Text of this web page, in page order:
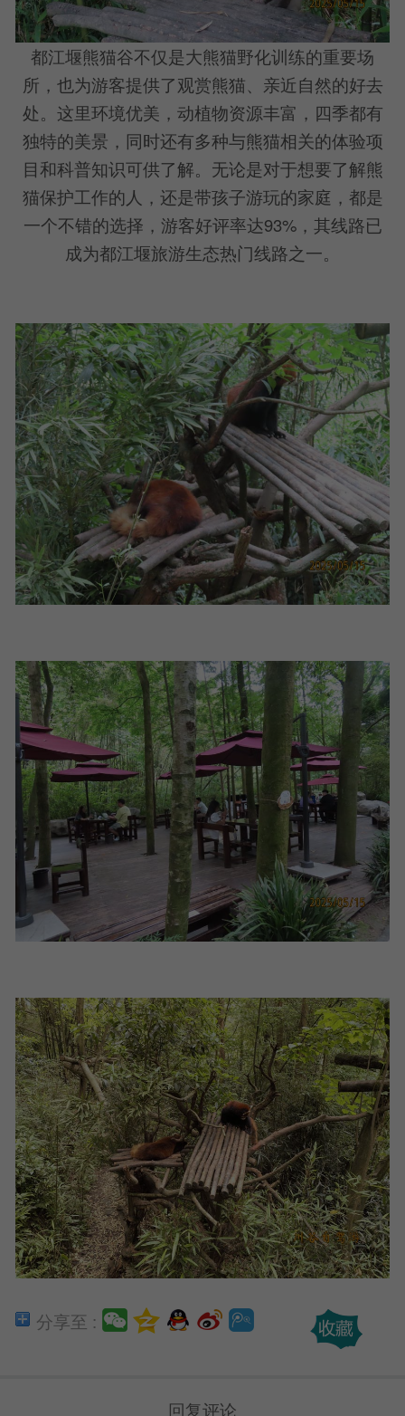
都江堰熊猫谷不仅是大熊猫野化训练的重要场
所，也为游客提供了观赏熊猫、亲近自然的好去
处。这里环境优美，动植物资源丰富，四季都有
独特的美景，同时还有多种与熊猫相关的体验项
目和科普知识可供了解。无论是对于想要了解熊
猫保护工作的人，还是带孩子游玩的家庭，都是
一个不错的选择，游客好评率达93%，其线路已
成为都江堰旅游生态热门线路之一。
分享至 :
回复评论